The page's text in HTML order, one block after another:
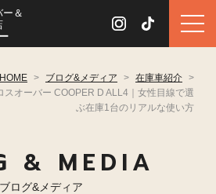
ー＆
HOME > ブログ&メディア > 在庫車紹介 >
オーバー COOPER D ALL4｜女性目線で選
ぶ在庫1台のリアルな使い方
& MEDIA
ブログ&メディア